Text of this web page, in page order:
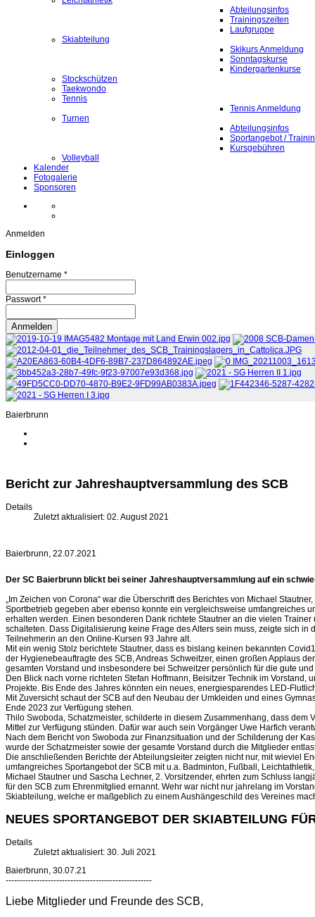
Abteilungsinfos
Trainingszeiten
Laufgruppe
Skiabteilung
Skikurs Anmeldung
Sonntagskurse
Kindergartenkurse
Stockschützen
Taekwondo
Tennis
Tennis Anmeldung
Turnen
Abteilungsinfos
Sportangebot /
Kursgebühren
Volleyball
Kalender
Fotogalerie
Sponsoren
Anmelden
Einloggen
Benutzername *
Passwort *
Baierbrunn
Bericht zur Jahreshauptversammlung des SCB
Details
Zuletzt aktualisiert: 02. August 2021
Baierbrunn, 22.07.2021
Der SC Baierbrunn blickt bei seiner Jahreshauptversammlung auf ein
„Im Zeichen von Corona“ war die Überschrift des Berichtes von Michael
Sportbetrieb gegeben aber ebenso konnte ein vergleichsweise umfangreiches
erhalten werden. Einen besonderen Dank richtete Stautner an die vielen
schalteten. Dass Digitalisierung keine Frage des Alters sein muss, zeigte sich
Teilnehmerin an den Online-Kursen 93 Jahre alt.
Mit ein wenig Stolz berichtete Stautner, dass es bislang keinen bekannten
der Hygienebeauftragte des SCB, Andreas Schweitzer, einen großen Applaus
gesamten Vorstand und insbesondere bei Schweitzer persönlich für die gute
Den Blick nach vorne richteten Stefan Hoffmann, Beisitzer Technik im
Projekte. Bis Ende des Jahres könnten ein neues, energiesparendes LED-
Mit Zuversicht schaut der SCB auf den Neubau der Umkleiden und eines
Ende 2023 zur Verfügung stehen.
Thilo Swoboda, Schatzmeister, schilderte in diesem Zusammenhang, dass
Mittel zur Verfügung stünden. Dafür war auch sein Vorgänger Uwe Harfich
Nach dem Bericht von Swoboda zur Finanzsituation und der Schilderung der
wurde der Schatzmeister sowie der gesamte Vorstand durch die Mitglieder
Die anschließenden Berichte der Abteilungsleiter zeigten nicht nur, mit wieviel
umfangreiches Sportangebot der SCB mit u.a. Badminton, Fußball,
Michael Stautner und Sascha Lechner, 2. Vorsitzender, ehrten zum Schluss
für den SCB zum Ehrenmitglied ernannt. Wehr war nicht nur jahrelang im
Skiabteilung, welche er maßgeblich zu einem Aushängeschild des Vereines
NEUES SPORTANGEBOT DER SKIABTEILUNG
Details
Zuletzt aktualisiert: 30. Juli 2021
Baierbrunn, 30.07.21
----------------------------------------------------
Liebe Mitglieder und Freunde des SCB,